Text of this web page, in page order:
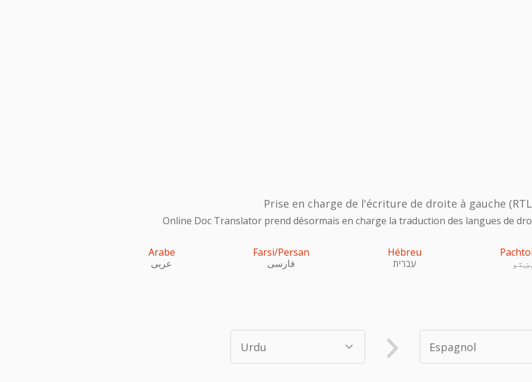
Prise en charge de l'écriture de droite à gauche
Online Doc Translator prend désormais en charge la traduction des langues de
Arabe
عربى
Farsi/Persan
فارسی
Hébreu
עִברִית